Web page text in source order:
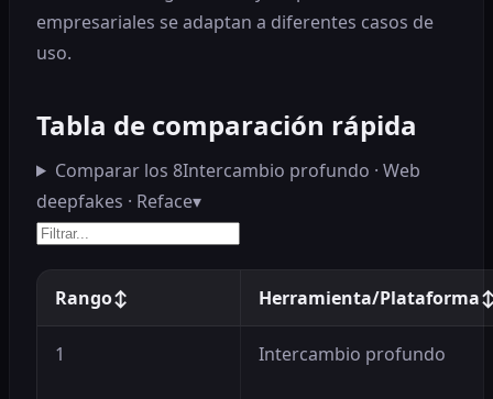
empresariales se adaptan a diferentes casos de
uso.
Tabla de comparación rápida
Comparar los 8Intercambio profundo · Web
deepfakes · Reface▾
Rango↕ Herramienta/Plataforma
1 Intercambio profundo